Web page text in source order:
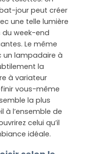
jour peut créer
une telle lumière
du week-end
Le même
lampadaire à
la
à variateur
vous-même
la plus
à l’ensemble de
celui qu’il
idéale.